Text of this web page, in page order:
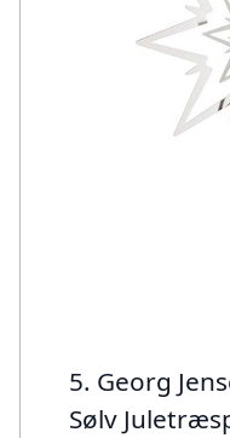
5. Georg
Sølv